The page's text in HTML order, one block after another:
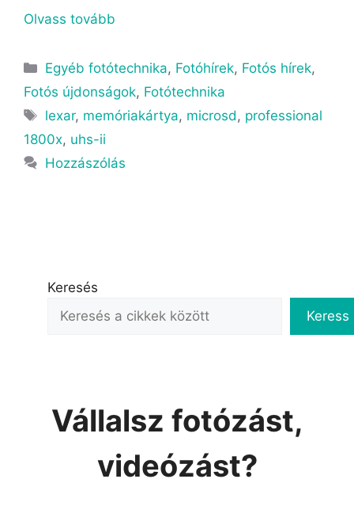
Olvass tovább
Egyéb fotótechnika, Fotóhírek, Fotós hírek,
Fotós újdonságok, Fotótechnika
lexar, memóriakártya, microsd, professional
1800x, uhs-ii
Hozzászólás
Keresés
Keress
Vállalsz fotózást,
videózást?